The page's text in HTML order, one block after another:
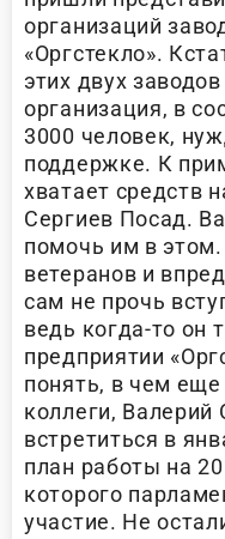
организаций
«Оргстекло».
этих двух
организация, в
3000 человек,
поддержке. К
хватает средств
Сергиев Посад.
помочь им в
ветеранов и
сам не прочь
ведь когда-то он
предприятии
понять, в чем
коллеги,
встретиться в
план работы на
которого
участие. Не